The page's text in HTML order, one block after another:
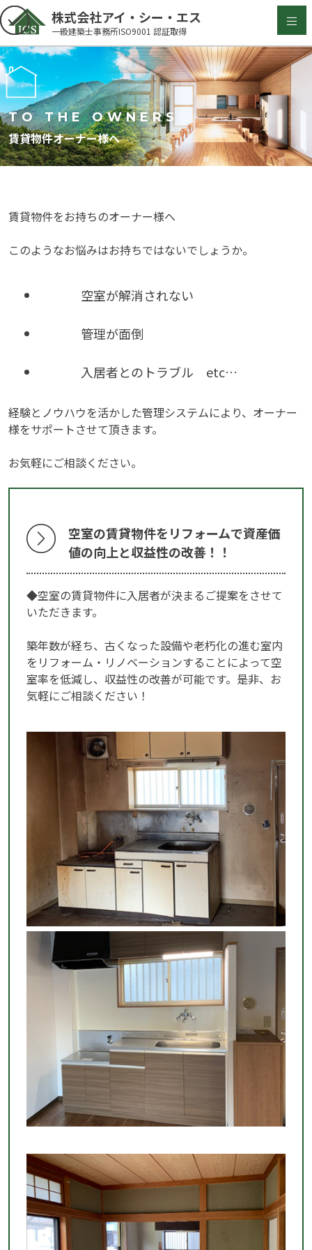
Skip
to
content
株式会社アイ・シー・エス
一級建築士事務所ISO9001 認証取得
TO THE OWNERS
賃貸物件オーナー様へ
賃貸物件をお持ちのオーナー様へ
このようなお悩みはお持ちではないでしょうか。
空室が解消されない
管理が面倒
入居者とのトラブル etc…
経験とノウハウを活かした管理システムにより、オーナー
様をサポートさせて頂きます。
お気軽にご相談ください。
空室の賃貸物件をリフォームで資産価
値の向上と収益性の改善！！
◆空室の賃貸物件に入居者が決まるご提案をさせて
いただきます。
築年数が経ち、古くなった設備や老朽化の進む室内
をリフォーム・リノベーションすることによって空
室率を低減し、収益性の改善が可能です。是非、お
気軽にご相談ください！